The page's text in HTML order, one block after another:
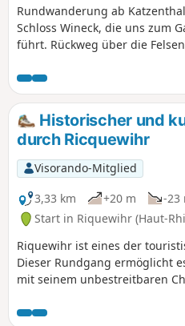
Rundwanderung ab
Schloss Wineck, die uns zum
führt. Rückweg über die
Ort Hunnabuhl, die Kapelle
und das schöne Dorf
Strecke führt zu 2/3 durch
1/3 durch die Weinberge.
aber recht anstrengender
Galtz, von wo aus man einen
Rundumblick genießen kann.
Wetter kann man sogar die
Historischer und
durch Ricquewihr
Visorando-Mitglied
3,33 km
+20 m -23
Start in Riquewihr (Haut-
Riquewihr ist eines der
Dieser Rundgang ermöglicht
mit seinem unbestreitbaren
elsässischen Häusern und